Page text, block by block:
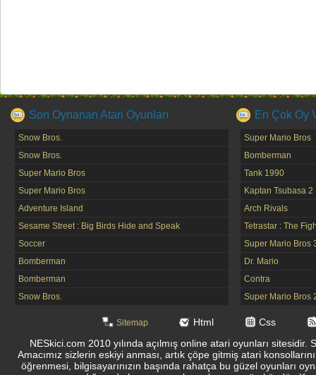
Son Oynanan Atari Oyunları
Snow Bros.
Snow Bros.
Super Mario Bros
Super Mario Bros
Adventure Island
Sesame Street : Big Birds Hide and Speak
Soccer
Bomberman
Bomberman
Snow Bros.
En Çok Oy
Super Mario Bros
Bomberman
Tank 1990
Kaptan Tsubasa 2
Arch Rivals
Tetrastar : The
Super Mario Bros
Dr. Mario
Contra
Super Mario Bros
Sitemap Html
Css
NESkici.com 2010 yılında açılmış online atari oyunları
Amacımız sizlerin eskiyi anması, artık çöpe gitmiş atari
öğrenmesi, bilgisayarınızın başında rahatça bu güzel oyunları